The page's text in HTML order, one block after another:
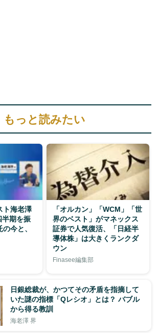
もっと読みたい
ト海老澤
半期を振
今と、
「オルカン」「WCM」「世
界のベスト」がマネックス
証券で人気復活、「日経半
導体株」は大きくランクダ
ウン
Finasee編集部
日銀総裁が、かつてその矛盾を指摘して
いた謎の指標「Qレシオ」とは？ バブル
から得る教訓
海老澤 界